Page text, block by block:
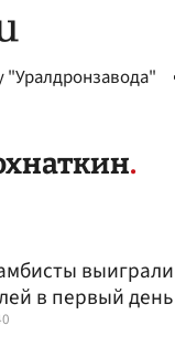
"Уралдронзавода"
в первый